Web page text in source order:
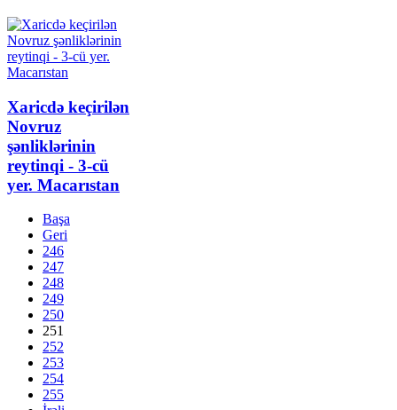
Xaricdə keçirilən
Novruz
şənliklərinin
reytinqi - 3-cü
yer. Macarıstan
Başa
Geri
246
247
248
249
250
251
252
253
254
255